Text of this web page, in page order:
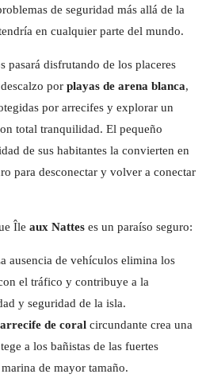
Facebook Instagram
Facebook
INSTALACIONES EN
RETIROS DE
de seguridad más allá de la
en cualquier parte del mundo.
pasará disfrutando de los placeres
por playas de arena blanca,
por arrecifes y explorar un
total tranquilidad. El pequeño
de sus habitantes la convierten en
para desconectar y volver a conectar
Île aux Nattes es un paraíso seguro:
ausencia de vehículos elimina los
el tráfico y contribuye a la
y seguridad de la isla.
arrecife de coral circundante crea una
a los bañistas de las fuertes
de mayor tamaño.